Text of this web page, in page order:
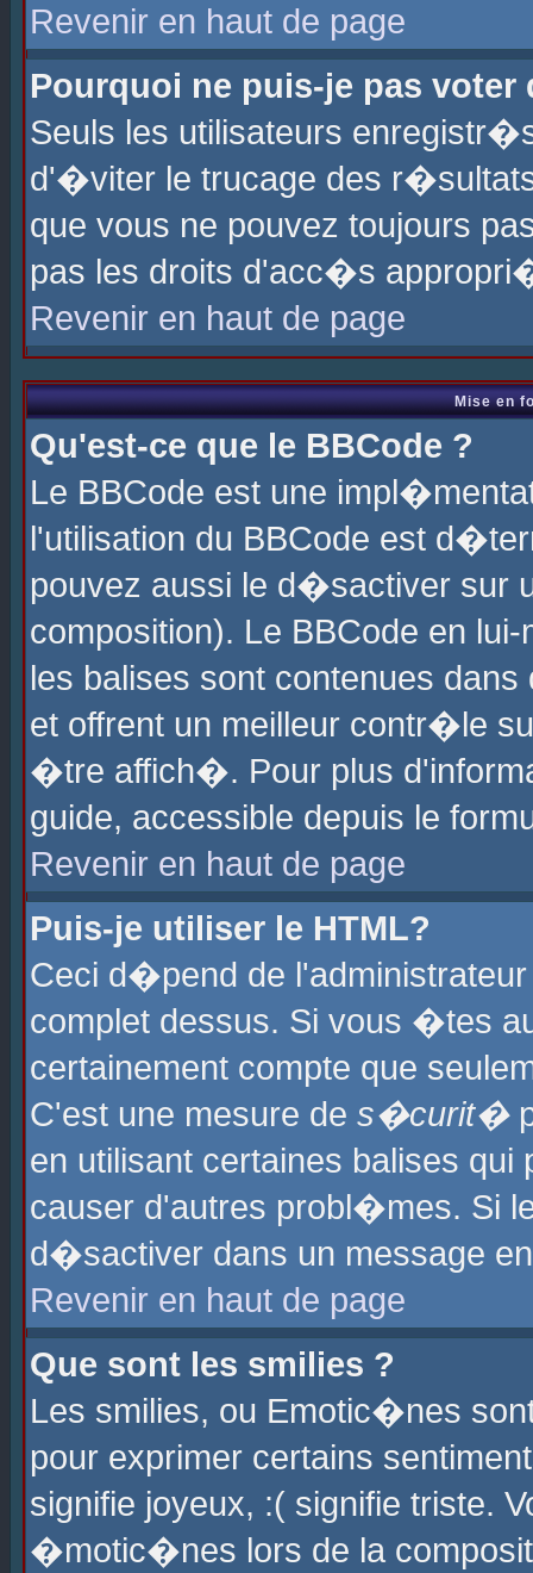
Revenir en haut de page
Pourquoi ne puis-je pas voter
Seuls les utilisateurs
d'�viter le trucage des
que vous ne pouvez toujours
pas les droits d'acc�s
Revenir en haut de page
Mise en
Qu'est-ce que le BBCode ?
Le BBCode est une
l'utilisation du BBCode est
pouvez aussi le d�sactiver sur
composition). Le BBCode en
les balises sont contenues
et offrent un meilleur contr�le
�tre affich�. Pour plus
guide, accessible depuis le
Revenir en haut de page
Puis-je utiliser le HTML?
Ceci d�pend de
complet dessus. Si vous �tes
certainement compte que
C'est une mesure de s�curit�
en utilisant certaines balises
causer d'autres probl�mes. Si
d�sactiver dans un message
Revenir en haut de page
Que sont les smilies ?
Les smilies, ou Emotic�nes
pour exprimer certains
signifie joyeux, :( signifie triste.
�motic�nes lors de la